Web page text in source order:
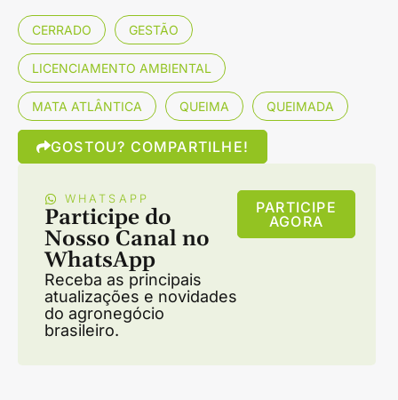
CERRADO GESTÃO
LICENCIAMENTO AMBIENTAL
MATA ATLÂNTICA QUEIMA QUEIMADA
GOSTOU? COMPARTILHE!
WHATSAPP
Participe do
Nosso Canal no
WhatsApp
Receba as principais
atualizações e novidades
do agronegócio
brasileiro.
PARTICIPE
AGORA